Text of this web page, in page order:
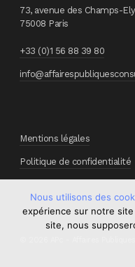
73, avenue des Champs-
75008 Paris
+33 (0)1 56 88 39 80
Mentions légales
Politique de confidentialité
© 2026 APc - Affaires
Nous utilisons des
expérience sur notre
site, nous